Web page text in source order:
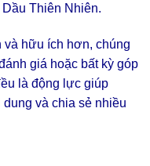
Thiên Nhiên.
và hữu ích hơn, chúng
giá hoặc bất kỳ góp
là động lực giúp
và chia sẻ nhiều